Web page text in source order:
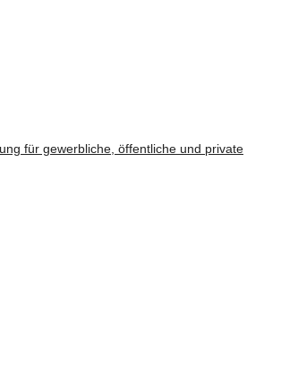
für gewerbliche, öffentliche und private